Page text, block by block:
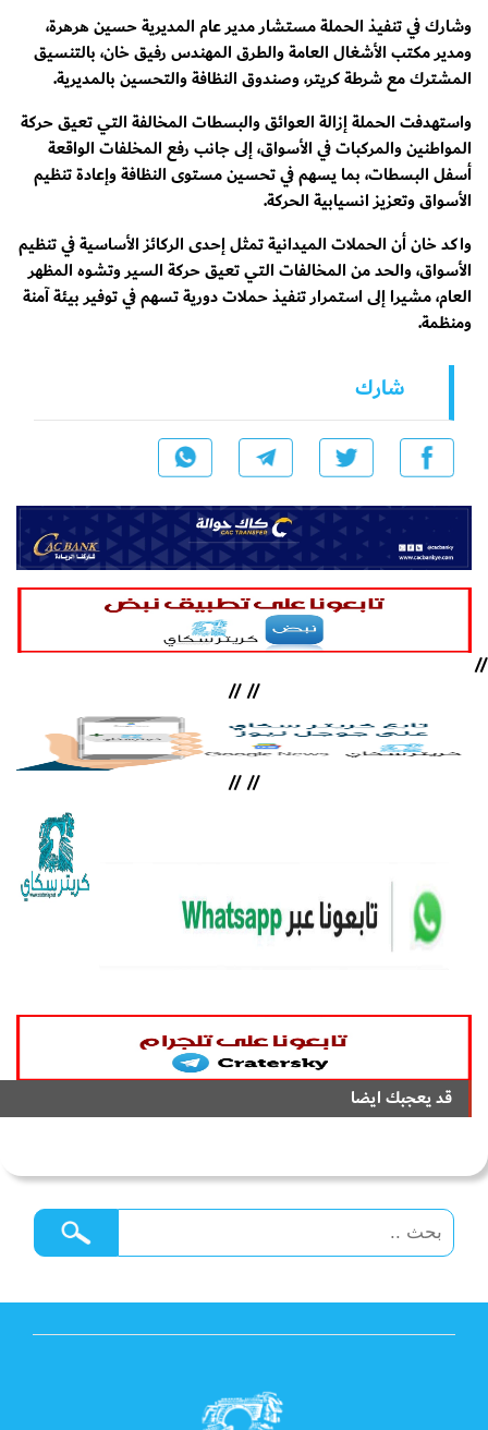
وشارك في تنفيذ الحملة مستشار مدير عام المديرية حسين هرهرة،
ومدير مكتب الأشغال العامة والطرق المهندس رفيق خان، بالتنسيق
المشترك مع شرطة كريتر، وصندوق النظافة والتحسين بالمديرية.
واستهدفت الحملة إزالة العوائق والبسطات المخالفة التي تعيق حركة
المواطنين والمركبات في الأسواق، إلى جانب رفع المخلفات الواقعة
أسفل البسطات، بما يسهم في تحسين مستوى النظافة وإعادة تنظيم
الأسواق وتعزيز انسيابية الحركة.
واكد خان أن الحملات الميدانية تمثل إحدى الركائز الأساسية في تنظيم
الأسواق، والحد من المخالفات التي تعيق حركة السير وتشوه المظهر
العام، مشيرا إلى استمرار تنفيذ حملات دورية تسهم في توفير بيئة آمنة
ومنظمة.
شارك
//
//
//
//
//
قد يعجبك ايضا